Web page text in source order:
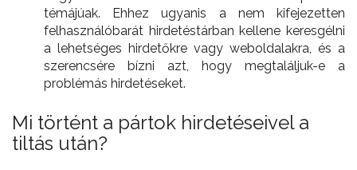
témájúak. Ehhez ugyanis a nem kifejezetten
felhasználóbarát hirdetéstárban kellene keresgélni
a lehetséges hirdetőkre vagy weboldalakra, és a
szerencsére bízni azt, hogy megtaláljuk-e a
problémás hirdetéseket.
Mi történt a pártok hirdetéseivel a
tiltás után?